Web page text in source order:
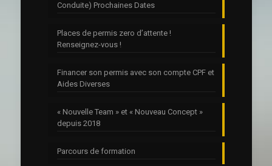
Conduite) Prochaines Dates
Places de permis zero d’attente !
Renseignez-vous !
Financer son permis avec son compte CPF et
Aides Diverses
« Nouvelle Team » et « Nouveau Concept »
depuis 2018
Parcours de formation